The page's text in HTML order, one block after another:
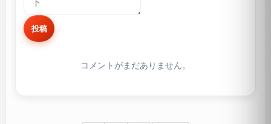
投稿
コメントがまだありません。